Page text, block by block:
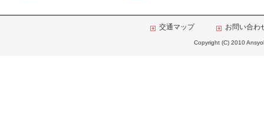
交通マップ お問い合わ
Copyright (C) 2010